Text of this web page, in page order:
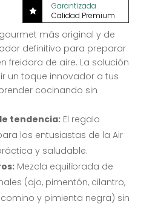

Garantizada
Calidad Premium
más original y de
definitivo para preparar
freidora de aire. La solución
un toque innovador a tus
cocinando sin
tendencia:El regalo
los entusiastas de la Air
y saludable.
Mezcla equilibrada de
(ajo, pimentón, cilantro,
y pimienta negra) sin